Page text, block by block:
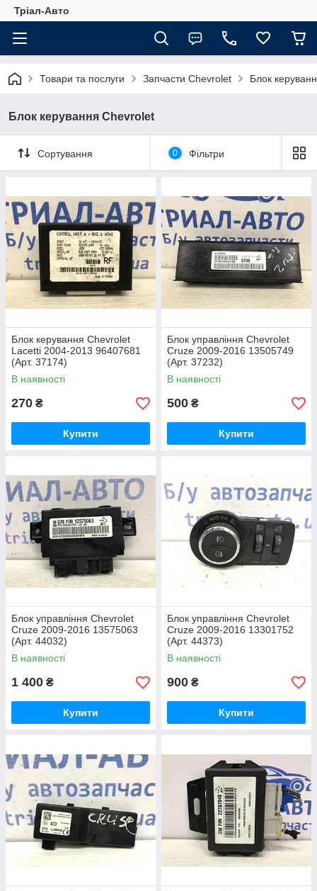
Тріал-Авто
Товари та послуги Запчасти Chevrolet Блок
Блок керування Chevrolet
Сортування 0 Фільтри
Блок керування Chevrolet
Lacetti 2004-2013 96407681
(Арт. 37174)
В наявності
270 ₴
Купити
Блок управління Chevrolet
Cruze 2009-2016 13505749
(Арт. 37232)
В наявності
500 ₴
Купити
Блок управління Chevrolet
Cruze 2009-2016 13575063
(Арт. 44032)
В наявності
1 400 ₴
Купити
Блок управління Chevrolet
Cruze 2009-2016 13301752
(Арт. 44373)
В наявності
900 ₴
Купити